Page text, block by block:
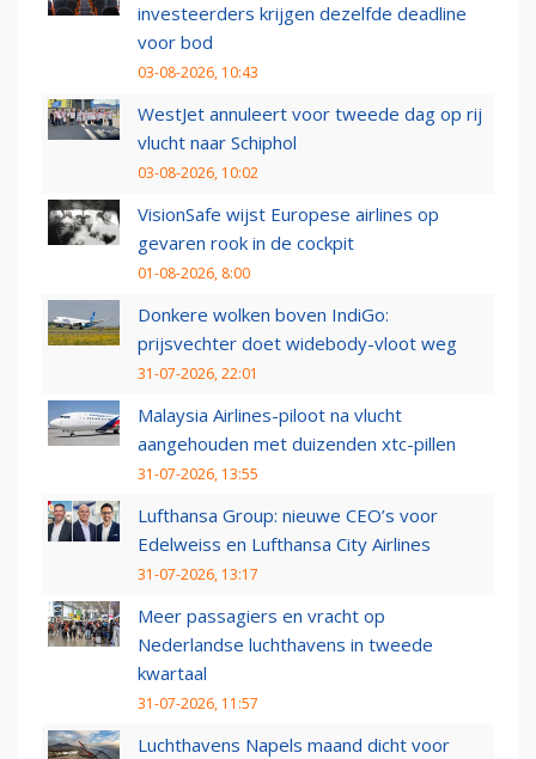
investeerders krijgen dezelfde deadline
voor bod
03-08-2026, 10:43
WestJet annuleert voor tweede dag op rij
vlucht naar Schiphol
03-08-2026, 10:02
VisionSafe wijst Europese airlines op
gevaren rook in de cockpit
01-08-2026, 8:00
Donkere wolken boven IndiGo:
prijsvechter doet widebody-vloot weg
31-07-2026, 22:01
Malaysia Airlines-piloot na vlucht
aangehouden met duizenden xtc-pillen
31-07-2026, 13:55
Lufthansa Group: nieuwe CEO’s voor
Edelweiss en Lufthansa City Airlines
31-07-2026, 13:17
Meer passagiers en vracht op
Nederlandse luchthavens in tweede
kwartaal
31-07-2026, 11:57
Luchthavens Napels maand dicht voor